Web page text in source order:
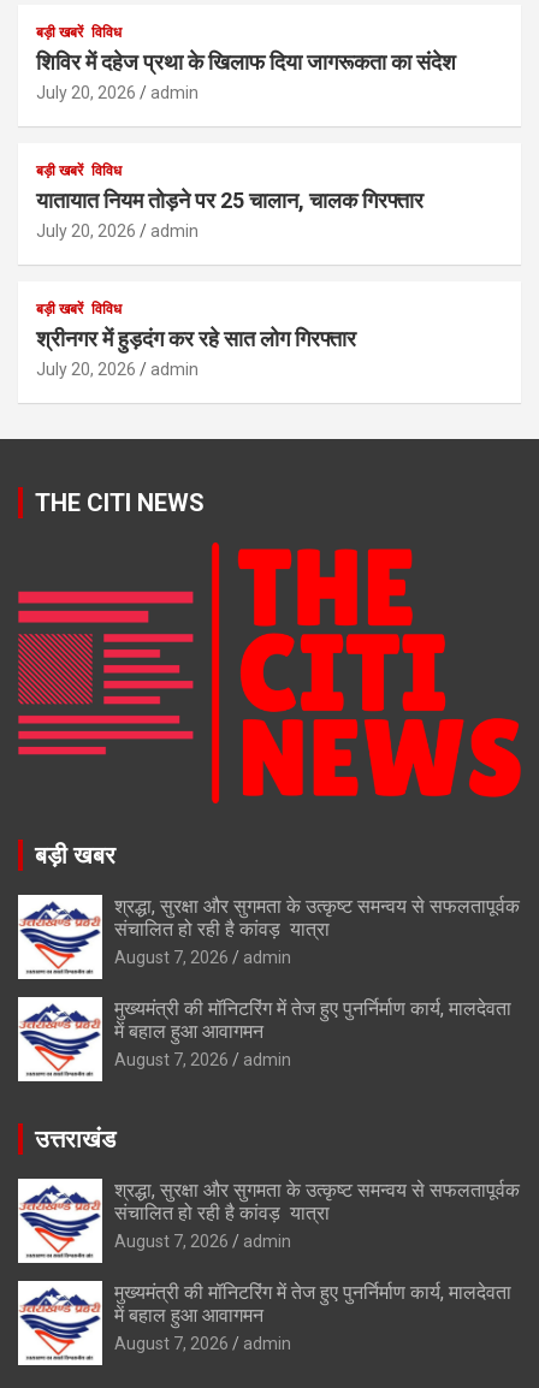
बड़ी खबरें विविध
शिविर में दहेज प्रथा के खिलाफ दिया जागरूकता का संदेश
July 20, 2026 admin
बड़ी खबरें विविध
यातायात नियम तोड़ने पर 25 चालान, चालक गिरफ्तार
July 20, 2026 admin
बड़ी खबरें विविध
श्रीनगर में हुड़दंग कर रहे सात लोग गिरफ्तार
July 20, 2026 admin
THE CITI NEWS
बड़ी खबर
श्रद्धा, सुरक्षा और सुगमता के उत्कृष्ट समन्वय से सफलतापूर्वक
संचालित हो रही है कांवड़ यात्रा
August 7, 2026 admin
मुख्यमंत्री की मॉनिटरिंग में तेज हुए पुनर्निर्माण कार्य, मालदेवता
में बहाल हुआ आवागमन
August 7, 2026 admin
उत्तराखंड
श्रद्धा, सुरक्षा और सुगमता के उत्कृष्ट समन्वय से सफलतापूर्वक
संचालित हो रही है कांवड़ यात्रा
August 7, 2026 admin
मुख्यमंत्री की मॉनिटरिंग में तेज हुए पुनर्निर्माण कार्य, मालदेवता
में बहाल हुआ आवागमन
August 7, 2026 admin